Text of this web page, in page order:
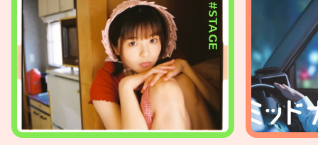
#STAGE